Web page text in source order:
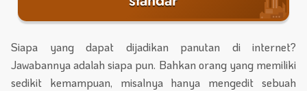
Siapa yang dapat dijadikan panutan di internet?
Jawabannya adalah siapa pun. Bahkan orang yang memiliki
sedikit kemampuan, misalnya hanya mengedit sebuah